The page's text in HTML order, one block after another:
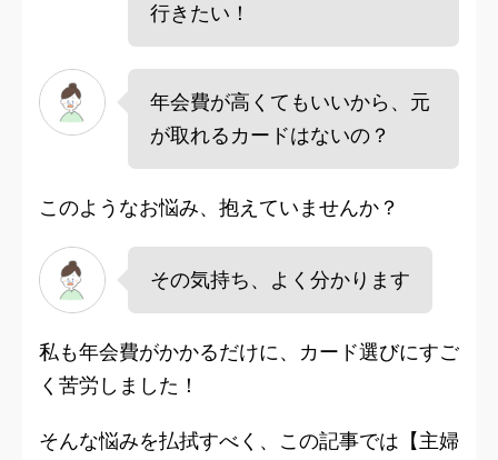
行きたい！
年会費が高くてもいいから、元
が取れるカードはないの？
このようなお悩み、抱えていませんか？
その気持ち、よく分かります
私も年会費がかかるだけに、カード選びにすご
く苦労しました！
そんな悩みを払拭すべく、この記事では【主婦